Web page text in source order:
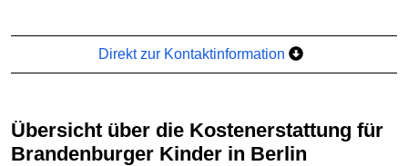
Direkt zur Kontaktinformation
Übersicht über die Kostenerstattung für
Brandenburger Kinder in Berlin